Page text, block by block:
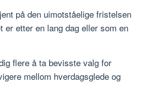
på den uimotståelige fristelsen
er etter en lang dag eller som en
flere å ta bevisste valg for
mellom hverdagsglede og